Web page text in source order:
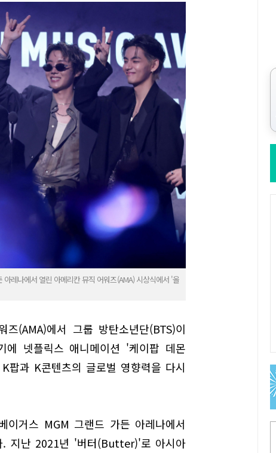
레나에서 열린 아메리칸 뮤직 어워즈(AMA) 시상식에서 '올
(AMA)에서 그룹 방탄소년단(BTS)이
넷플릭스 애니메이션 '케이팝 데몬
과 K콘텐츠의 글로벌 영향력을 다시
이거스 MGM 그랜드 가든 아레나에서
. 지난 2021년 '버터(Butter)'로 아시아